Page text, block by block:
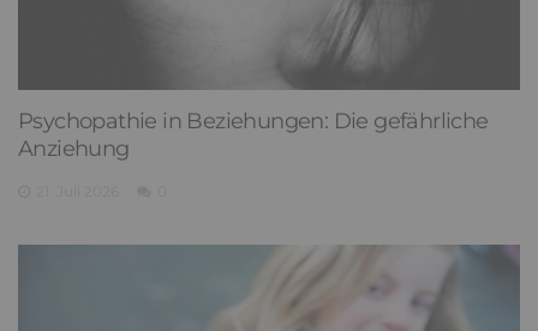
Psychopathie in Beziehungen: Die gefährliche
Anziehung